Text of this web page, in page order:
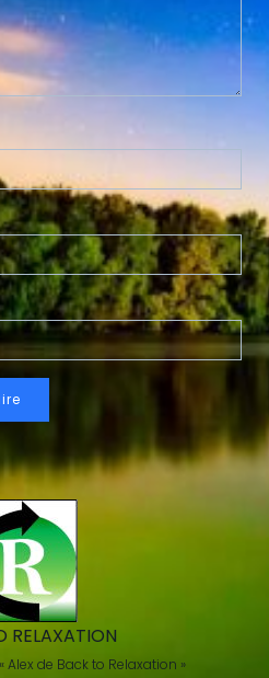
RELAXATION
Alex de Back to Relaxation »